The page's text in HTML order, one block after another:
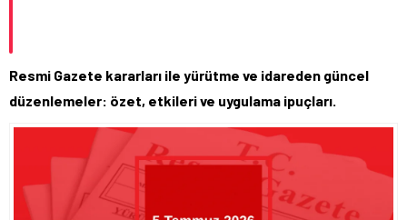
Resmi Gazete kararları ile yürütme ve idareden güncel
düzenlemeler: özet, etkileri ve uygulama ipuçları.